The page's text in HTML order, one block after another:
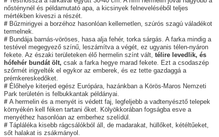
nősténynél és példamutató apa, a kicsinyek felneveléséből teljes
mértékben kiveszi a részét.
# Bűzmirigyei a borzéhoz hasonlóan kellemetlen, szúrós szagú váladékot
termelnek.
# Bundája barnás-vöröses, hasa alja fehér, torka sárgás. A farka mindig a
testével megegyező színű, leszámítva a végét, ez ugyanis télen-nyáron
fekete. Az északi területeken élő hermelin színt vált, télire levedlik, és
hófehér bundát ölt, csak a farka hegye marad fekete. Ezt a csodaszép
szőrmét irigyelték el egykor az emberek, és ez tette gazdaggá a
prémkereskedőket.
# Élőhelye kiterjed egész Európára, hazánkban a Körös-Maros Nemzeti
Park területén is felbukkantak példányai.
# A hermelin és a menyét is védett faj, legfeljebb a vadtenyésztő telepek
környékén kell féken tartani őket. Kölyökkorában fogságba esve a
menyéthez hasonlóan az emberhez szelídül.
# Tápláléka kisebb rágcsálókból áll, de madarakat, hüllőket, kétéltűeket,
sőt halakat is zsákmányol.